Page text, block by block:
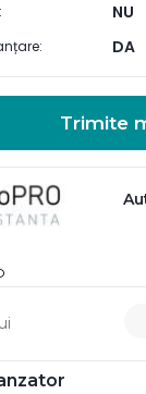
NU
DA
Trimite